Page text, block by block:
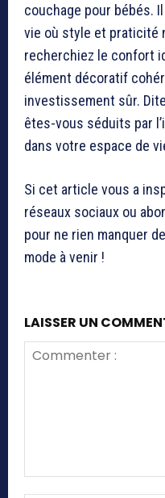
couchage pour bébés.
vie où style et praticité
recherchiez le confort
élément décoratif
investissement sûr.
êtes-vous séduits par
dans votre espace de
Si cet article vous a
réseaux sociaux ou
pour ne rien manquer
mode à venir !
LAISSER UN